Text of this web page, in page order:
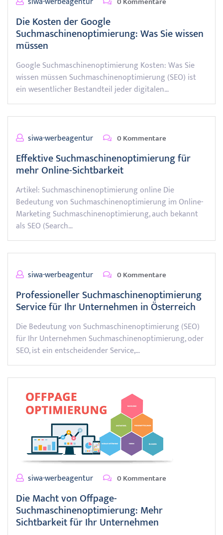
Die Kosten der Google
Suchmaschinenoptimierung: Was Sie wissen
müssen
Google Suchmaschinenoptimierung Kosten: Was Sie
wissen müssen Suchmaschinenoptimierung (SEO) ist
ein wesentlicher Bestandteil jeder digitalen…
siwa-werbeagentur 0 Kommentare
Effektive Suchmaschinenoptimierung für
mehr Online-Sichtbarkeit
Artikel: Suchmaschinenoptimierung online Die
Bedeutung von Suchmaschinenoptimierung im Online-
Marketing Suchmaschinenoptimierung, auch bekannt
als SEO (Search…
siwa-werbeagentur 0 Kommentare
Professioneller Suchmaschinenoptimierung
Service für Ihr Unternehmen in Österreich
Die Bedeutung von Suchmaschinenoptimierung (SEO)
für Ihr Unternehmen Suchmaschinenoptimierung, oder
SEO, ist ein entscheidender Service,…
siwa-werbeagentur 0 Kommentare
Die Macht von Offpage-
Suchmaschinenoptimierung: Mehr
Sichtbarkeit für Ihr Unternehmen